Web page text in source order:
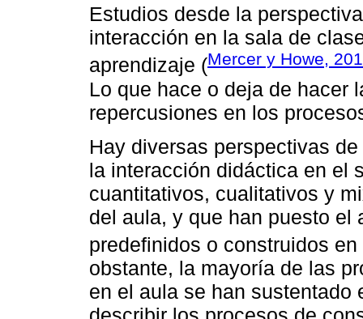
Estudios desde la
interacción en la sala de
aprendizaje (Mercer y Howe,
Lo que hace o deja de hacer
repercusiones en los
Hay diversas perspectivas
la interacción didáctica en el
cuantitativos, cualitativos y
del aula, y que han puesto el
predefinidos o construidos
obstante, la mayoría de las
en el aula se han sustentado